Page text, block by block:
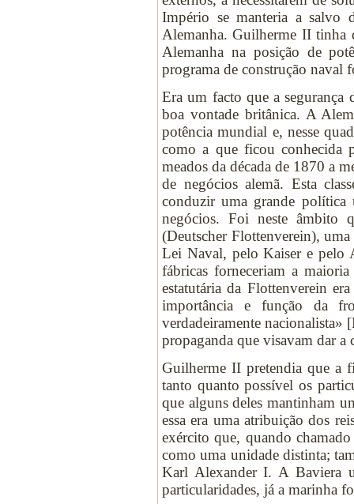
Império se manteria a salvo
Alemanha. Guilherme II tinha
Alemanha na posição de
programa de construção naval
Era um facto que a segurança
boa vontade britânica. A
potência mundial e, nesse
como a que ficou conhecida
meados da década de 1870 a
de negócios alemã. Esta
conduzir uma grande política
negócios. Foi neste âmbito
(Deutscher Flottenverein),
Lei Naval, pelo Kaiser e pelo
fábricas forneceriam a
estatutária da Flottenverein
importância e função da
verdadeiramente
propaganda que visavam dar a
Guilherme II pretendia que a
tanto quanto possível os
que alguns deles mantinham
essa era uma atribuição dos
exército que, quando
como uma unidade distinta;
Karl Alexander I. A Baviera
particularidades, já a marinha